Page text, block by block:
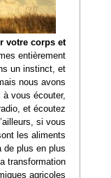
votre corps et
entièrement
un instinct, et
nous avons
à vous écouter,
et écoutez
si vous
les aliments
de plus en plus
transformation
agricoles